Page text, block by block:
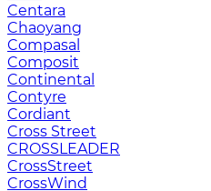
Centara
Chaoyang
Compasal
Composit
Continental
Contyre
Cordiant
Cross Street
CROSSLEADER
CrossStreet
CrossWind